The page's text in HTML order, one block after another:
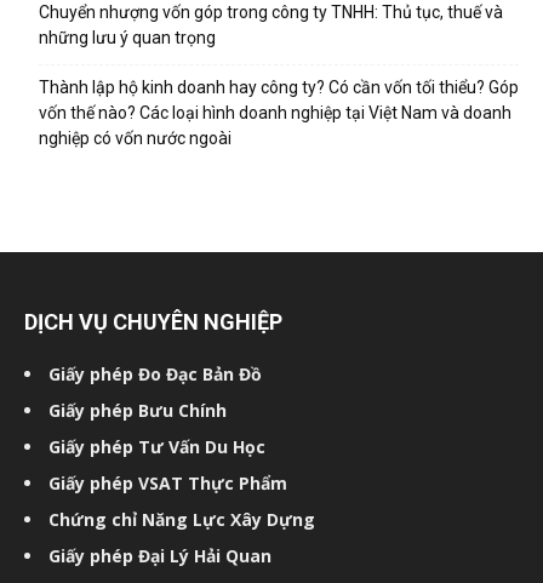
Chuyển nhượng vốn góp trong công ty TNHH: Thủ tục, thuế và
những lưu ý quan trọng
Thành lập hộ kinh doanh hay công ty? Có cần vốn tối thiểu? Góp
vốn thế nào? Các loại hình doanh nghiệp tại Việt Nam và doanh
nghiệp có vốn nước ngoài
DỊCH VỤ CHUYÊN NGHIỆP
Giấy phép Đo Đạc Bản Đồ
Giấy phép Bưu Chính
Giấy phép Tư Vấn Du Học
Giấy phép VSAT Thực Phẩm
Chứng chỉ Năng Lực Xây Dựng
Giấy phép Đại Lý Hải Quan